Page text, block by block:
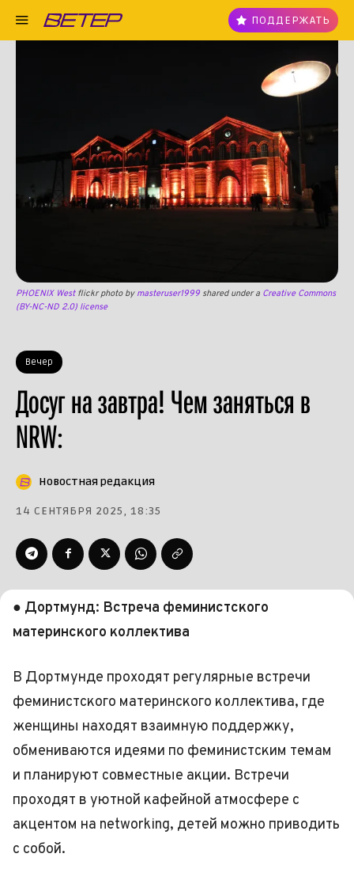
ПОДДЕРЖАТЬ
Вечер
Досуг на завтра! Чем заняться в
NRW:
PHOENIX Westflickr photo by masteruser1999 shared under a Creative Commons
(BY-NC-ND 2.0) license
Новостная редакция
14 СЕНТЯБРЯ 2025, 18:35
● Дортмунд: Встреча феминистского
материнского коллектива
В Дортмунде проходят регулярные встречи
феминистского материнского коллектива, где
женщины находят взаимную поддержку,
обмениваются идеями по феминистским темам
и планируют совместные акции. Встречи
проходят в уютной кафейной атмосфере с
акцентом на networking, детей можно приводить
с собой.